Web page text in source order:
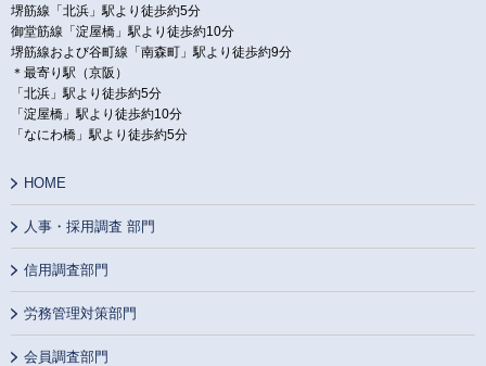
堺筋線「北浜」駅より徒歩約5分
御堂筋線「淀屋橋」駅より徒歩約10分
堺筋線および谷町線「南森町」駅より徒歩約9分
＊最寄り駅（京阪）
「北浜」駅より徒歩約5分
「淀屋橋」駅より徒歩約10分
「なにわ橋」駅より徒歩約5分
HOME
人事・採用調査 部門
信用調査部門
労務管理対策部門
会員調査部門